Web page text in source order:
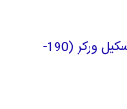
شرایط جدید اسپانسری ایالت کوئینزلند ویزاهای اسکیل ورکر (190-